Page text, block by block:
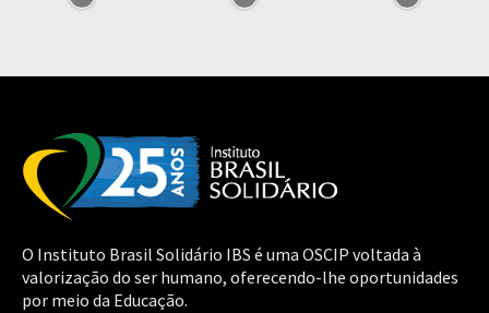
O Instituto Brasil Solidário IBS é uma OSCIP voltada à
valorização do ser humano, oferecendo-lhe oportunidades
por meio da Educação.